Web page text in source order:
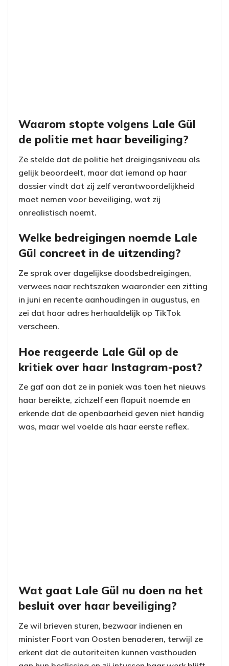
Waarom stopte volgens Lale Gül
de politie met haar beveiliging?
Ze stelde dat de politie het dreigingsniveau als
gelijk beoordeelt, maar dat iemand op haar
dossier vindt dat zij zelf verantwoordelijkheid
moet nemen voor beveiliging, wat zij
onrealistisch noemt.
Welke bedreigingen noemde Lale
Gül concreet in de uitzending?
Ze sprak over dagelijkse doodsbedreigingen,
verwees naar rechtszaken waaronder een zitting
in juni en recente aanhoudingen in augustus, en
zei dat haar adres herhaaldelijk op TikTok
verscheen.
Hoe reageerde Lale Gül op de
kritiek over haar Instagram-post?
Ze gaf aan dat ze in paniek was toen het nieuws
haar bereikte, zichzelf een flapuit noemde en
erkende dat de openbaarheid geven niet handig
was, maar wel voelde als haar eerste reflex.
Wat gaat Lale Gül nu doen na het
besluit over haar beveiliging?
Ze wil brieven sturen, bezwaar indienen en
minister Foort van Oosten benaderen, terwijl ze
erkent dat de autoriteiten kunnen vasthouden